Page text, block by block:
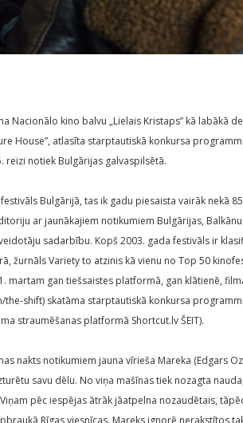
Nacionālo kino balvu „Lielais Kristaps” kā labākā
House”, atlasīta starptautiskā konkursa
reizi notiek Bulgārijas galvaspilsētā.
Bulgārijā, tas ik gadu piesaista vairāk nekā
ar jaunākajiem notikumiem Bulgārijas,
sadarbību. Kopš 2003. gada festivāls ir
žurnāls Variety to atzinis kā vienu no Top 50
martam gan tiešsaistes platformā, gan klātienē,
shift) skatāma starptautiskā konkursa
straumēšanas platformā Shortcut.lv ŠEIT).
nakts notikumiem jauna vīrieša Mareka (Edgars
savu dēlu. No viņa mašīnas tiek nozagta
pēc iespējas ātrāk jāatpelna nozaudētais,